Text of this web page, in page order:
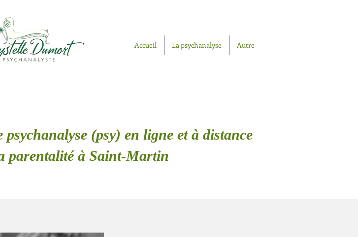
Accueil La psychanalyse Autre
(psy) en ligne et à distance
parentalité à Saint-Martin